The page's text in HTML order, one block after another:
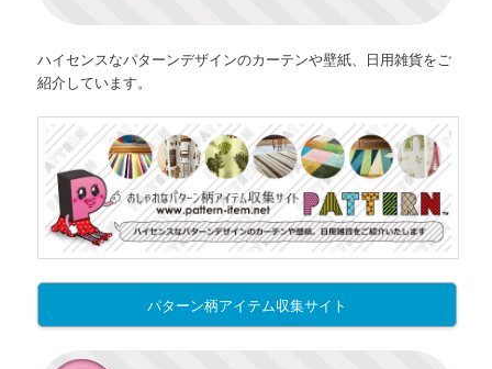
ハイセンスなパターンデザインのカーテンや壁紙、日用雑貨をご
紹介しています。
パターン柄アイテム収集サイト